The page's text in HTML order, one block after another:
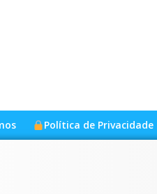
Política de Privacidade